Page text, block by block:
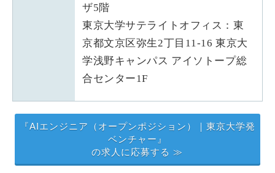
ザ5階
東京大学サテライトオフィス：東
京都文京区弥生2丁目11-16 東京大
学浅野キャンパス アイソトープ総
合センター1F
『AIエンジニア（オープンポジション）｜東京大学発
ベンチャー』
の求人に応募する ≫